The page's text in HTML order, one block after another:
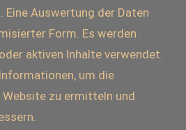
Eine Auswertung der Daten
Form. Es werden
aktiven Inhalte verwendet.
um die
zu ermitteln und